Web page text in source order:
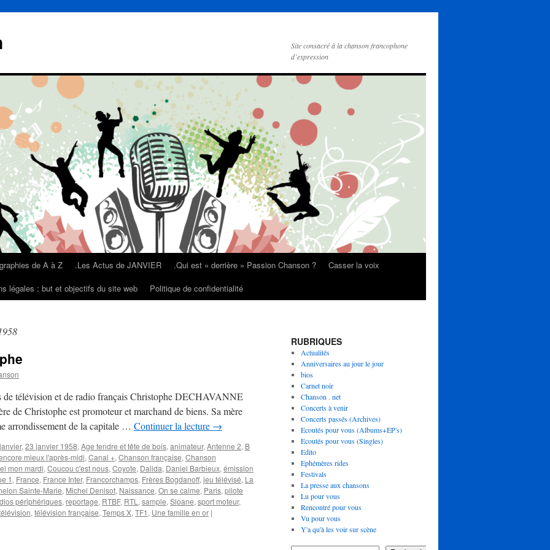
Site consacré à la chanson francophone
d’expression
de A à Z .Les Actus de JANVIER .Qui est « derrière » Passion Chanson ?
Casser la voix
légales : but et objectifs du site web Politique de confidentialité
de télévision et de radio français Christophe DECHAVANNE
de Christophe est promoteur et marchand de biens. Sa mère
arrondissement de la capitale … Continuer la lecture →
, 23 janvier 1958, Age tendre et tête de bois, animateur, Antenne 2, B
mieux l'après-midi, Canal +, Chanson française, Chanson
mon mardi, Coucou c'est nous, Coyote, Dalida, Daniel Barbieux, émission
1 , France, France Inter, Francorchamps, Frères Bogdanoff, jeu télévisé, La
Sainte-Marie, Michel Denisot, Naissance, On se calme, Paris, pilote
périphériques, reportage, RTBF, RTL , sample, Sloane, sport moteur,
, télévision française, Temps X, TF1 , Une famille en or |
RUBRIQUES
Actualités
Anniversaires au jour le jour
bios
Carnet noir
Chanson . net
Concerts à venir
Concerts passés (Archives)
Ecoutés pour vous (Albums+EP's)
Ecoutés pour vous (Singles)
Edito
Ephémères rides
Festivals
La presse aux chansons
Lu pour vous
Rencontré pour vous
Vu pour vous
Y'a qu'à les voir sur scène